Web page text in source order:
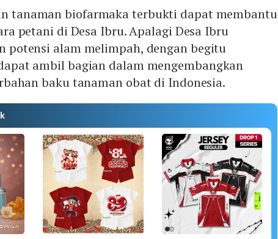
tanaman biofarmaka terbukti dapat membantu
petani di Desa Ibru. Apalagi Desa Ibru
potensi alam melimpah, dengan begitu
ambil bagian dalam mengembangkan
baku tanaman obat di Indonesia.